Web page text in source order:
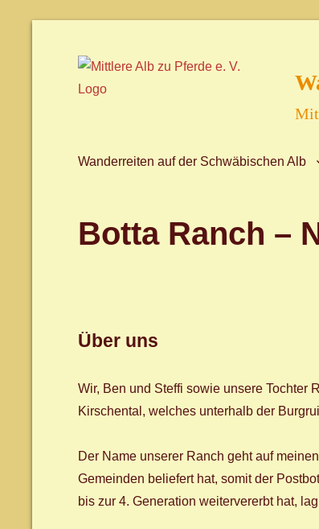
Wanderreiten auf der Schwäbischen Alb
Botta Ranch –
Über uns
Wir, Ben und Steffi sowie unsere Tochter
Kirschental, welches unterhalb der
Der Name unserer Ranch geht auf
Gemeinden beliefert hat, somit der
bis zur 4. Generation weitervererbt hat,